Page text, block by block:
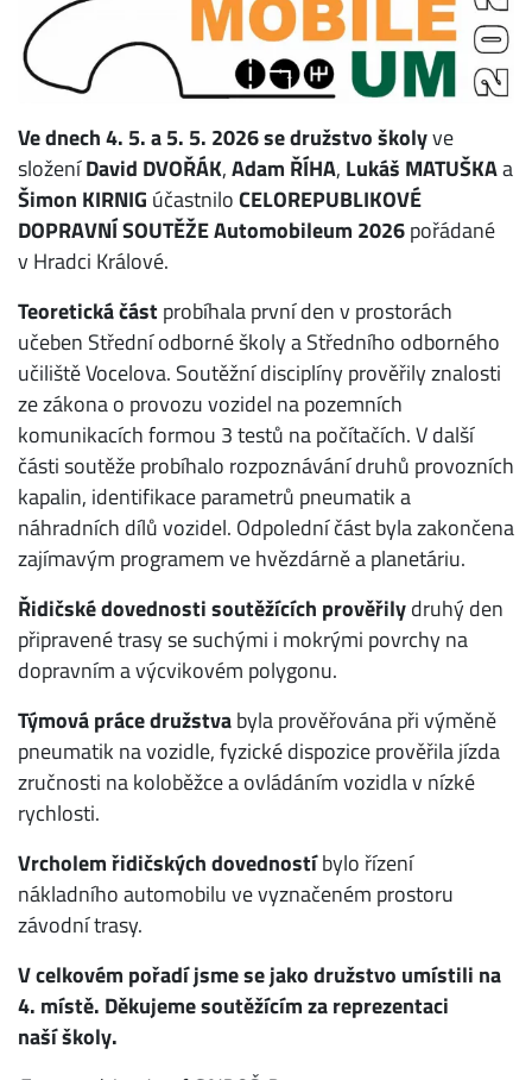
Ve dnech 4. 5. a 5. 5. 2026 se družstvo školyve
složeníDavid DVOŘÁK,Adam ŘÍHA, Lukáš MATUŠKAa
Šimon KIRNIG účastniloCELOREPUBLIKOVÉ
DOPRAVNÍ SOUTĚŽE Automobileum 2026pořádané
v Hradci Králové.
Teoretická částprobíhala první den v prostorách
učeben Střední odborné školy a Středního odborného
učiliště Vocelova. Soutěžní disciplíny prověřily znalosti
ze zákona o provozu vozidel na pozemních
komunikacích formou 3 testů na počítačích. V další
části soutěže probíhalo rozpoznávání druhů provozních
kapalin, identifikace parametrů pneumatik a
náhradních dílů vozidel. Odpolední část byla zakončena
zajímavým programem ve hvězdárně a planetáriu.
Řidičské dovednosti soutěžících prověřilydruhý den
připravené trasy se suchými i mokrými povrchy na
dopravním a výcvikovém polygonu.
Týmová práce družstvabyla prověřována při výměně
pneumatik na vozidle, fyzické dispozice prověřila jízda
zručnosti na koloběžce a ovládáním vozidla v nízké
rychlosti.
Vrcholem řidičských dovednostíbylo řízení
nákladního automobilu ve vyznačeném prostoru
závodní trasy.
V celkovém pořadí jsme se jako družstvo umístili na
4. místě. Děkujeme soutěžícím za reprezentaci
naší školy.